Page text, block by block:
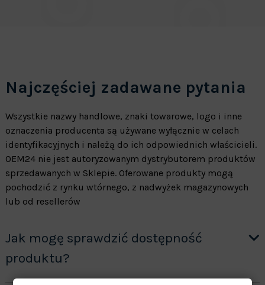
Najczęściej zadawane pytania
Wszystkie nazwy handlowe, znaki towarowe, logo i inne
oznaczenia producenta są używane wyłącznie w celach
identyfikacyjnych i należą do ich odpowiednich właścicieli.
OEM24 nie jest autoryzowanym dystrybutorem produktów
sprzedawanych w Sklepie. Oferowane produkty mogą
pochodzić z rynku wtórnego, z nadwyżek magazynowych
lub od resellerów
Jak mogę sprawdzić dostępność
produktu?